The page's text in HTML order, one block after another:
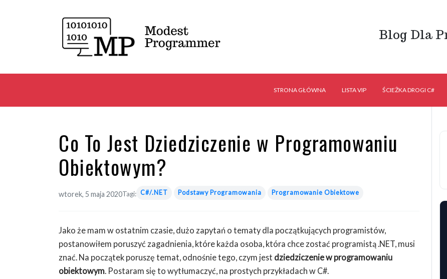
Blog Dla
STRONA GŁÓWNA LISTA VIP ŚCIEŻKA DROGI C#
Co To Jest Dziedziczenie w Programowaniu
Obiektowym?
wtorek, 5 maja 2020Tagi: C#/.NET Podstawy Programowania Programowanie Obiektowe
Jako że mam w ostatnim czasie, dużo zapytań o tematy dla początkujących programistów,
postanowiłem poruszyć zagadnienia, które każda osoba, która chce zostać programistą .NET, musi
znać. Na początek poruszę temat, odnośnie tego, czym jest dziedziczenie w programowaniu
obiektowym. Postaram się to wytłumaczyć, na prostych przykładach w C#.